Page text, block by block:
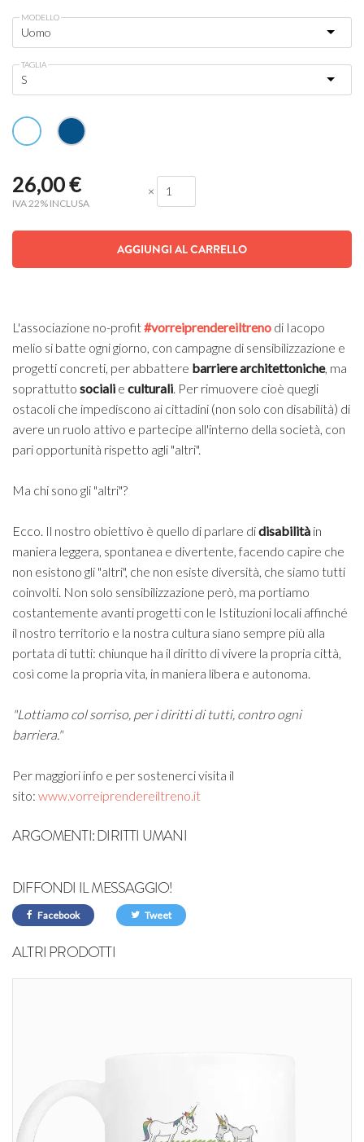
MODELLO
TAGLIA
26,00€
IVA 22% INCLUSA
×
AGGIUNGI AL CARRELLO
L'associazione no-profit#vorreiprendereiltreno di Iacopo
melio si batte ogni giorno, con campagne di sensibilizzazione e
progetti concreti, per abbattere barriere architettoniche, ma
soprattutto sociali e culturali. Per rimuovere cioè quegli
ostacoli che impediscono ai cittadini (non solo con disabilità) di
avere un ruolo attivo e partecipe all'interno della società, con
pari opportunità rispetto agli "altri".
Ma chi sono gli "altri"?
Ecco. Il nostro obiettivo è quello di parlare didisabilità in
maniera leggera, spontanea e divertente, facendo capire che
non esistono gli "altri", che non esiste diversità, che siamo tutti
coinvolti. Non solo sensibilizzazione però, ma portiamo
costantemente avanti progetti con le Istituzioni locali affinché
il nostro territorio e la nostra cultura siano sempre più alla
portata di tutti: chiunque ha il diritto di vivere la propria città,
così come la propria vita, in maniera libera e autonoma.
"Lottiamo col sorriso, per i diritti di tutti, contro ogni
barriera."
Per maggiori info e per sostenerci visita il
sito: www.vorreiprendereiltreno.it
ARGOMENTI:DIRITTI UMANI
DIFFONDI IL MESSAGGIO!
Facebook Tweet
ALTRI PRODOTTI